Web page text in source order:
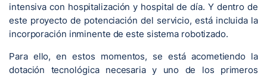
intensiva con hospitalización y hospital de día. Y dentro de
este proyecto de potenciación del servicio, está incluida la
incorporación inminente de este sistema robotizado.
Para ello, en estos momentos, se está acometiendo la
dotación tecnológica necesaria y uno de los primeros